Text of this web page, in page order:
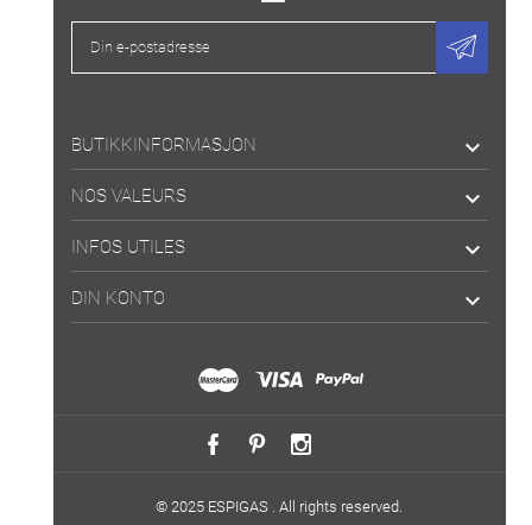
BUTIKKINFORMASJON 
NOS VALEURS 
INFOS UTILES 
DIN KONTO 
© 2025 ESPIGAS . All rights reserved.